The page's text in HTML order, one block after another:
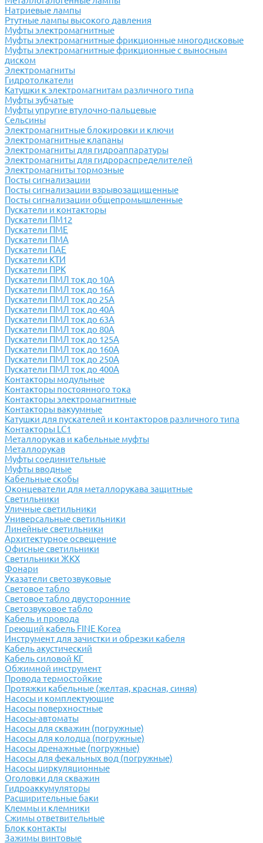
Натриевые лампы
Ртутные лампы высокого давления
Муфты электромагнитные
Муфты электромагнитные фрикционные многодисковые
Муфты электромагнитные фрикционные с выносным
диском
Электромагниты
Гидротолкатели
Катушки к электромагнитам различного типа
Муфты зубчатые
Муфты упругие втулочно-пальцевые
Сельсины
Электромагнитные блокировки и ключи
Электромагнитные клапаны
Электромагниты для гидроаппаратуры
Электромагниты для гидрораспределителей
Электромагниты тормозные
Посты сигнализации
Посты сигнализации взрывозащищенные
Посты сигнализации общепромышленные
Пускатели и контакторы
Пускатели ПМ12
Пускатели ПМЕ
Пускатели ПМА
Пускатели ПАЕ
Пускатели КТИ
Пускатели ПРК
Пускатели ПМЛ ток до 10А
Пускатели ПМЛ ток до 16А
Пускатели ПМЛ ток до 25А
Пускатели ПМЛ ток до 40А
Пускатели ПМЛ ток до 63А
Пускатели ПМЛ ток до 80А
Пускатели ПМЛ ток до 125А
Пускатели ПМЛ ток до 160А
Пускатели ПМЛ ток до 250А
Пускатели ПМЛ ток до 400А
Контакторы модульные
Контакторы постоянного тока
Контакторы электромагнитные
Контакторы вакуумные
Катушки для пускателей и контакторов различного типа
Контакторы LC1
Металлорукав и кабельные муфты
Металлорукав
Муфты соединительные
Муфты вводные
Кабельные скобы
Оконцеватели для металлорукава защитные
Светильники
Уличные светильники
Универсальные светильники
Линейные светильники
Архитектурное освещение
Офисные светильники
Светильники ЖКХ
Фонари
Указатели светозвуковые
Световое табло
Световое табло двусторонние
Светозвуковое табло
Кабель и провода
Греющий кабель FINE Korea
Инструмент для зачистки и обрезки кабеля
Кабель акустический
Кабель силовой КГ
Обжимной инструмент
Провода термостойкие
Протяжки кабельные (желтая, красная, синяя)
Насосы и комплектующие
Насосы поверхностные
Насосы-автоматы
Насосы для скважин (погружные)
Насосы для колодца (погружные)
Насосы дренажные (погружные)
Насосы для фекальных вод (погружные)
Насосы циркуляционные
Оголовки для скважин
Гидроаккумуляторы
Расширительные баки
Клеммы и клемники
Cжимы ответвительные
Блок контакты
Зажимы винтовые